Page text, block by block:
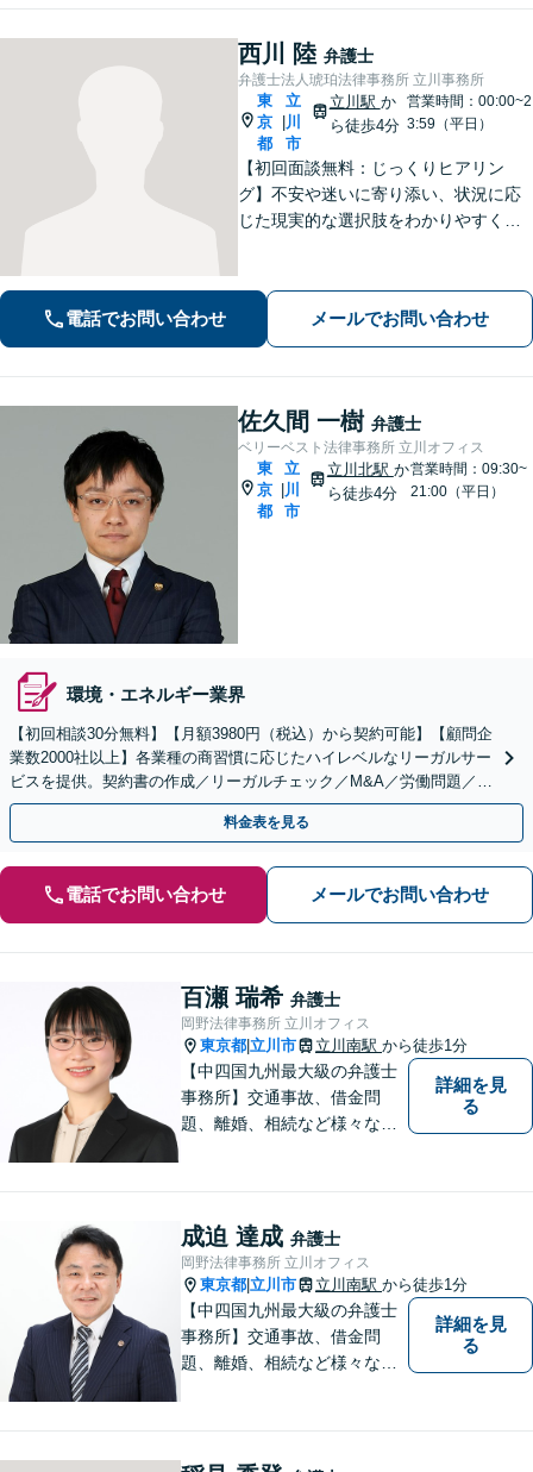
西川 陸 弁護士
弁護士法人琥珀法律事務所 立川事務所
東
京
都
立
川
市
立川駅 か
ら徒歩4分
営業時間：00:00~2
3:59（平日）
【初回面談無料：じっくりヒアリン
グ】不安や迷いに寄り添い、状況に応
じた現実的な選択肢をわかりやすくご
対応】【電話・オンライン面談可】
電話でお問い合わせ メールでお問い合わせ
佐久間 一樹 弁護士
ベリーベスト法律事務所 立川オフィス
東
京
都
立
川
市
立川北駅 か
ら徒歩4分
営業時間：09:30~
21:00（平日）
環境・エネルギー業界
【初回相談30分無料】【月額3980円（税込）から契約可能】【顧問企
業数2000社以上】各業種の商習慣に応じたハイレベルなリーガルサー
ビスを提供。契約書の作成／リーガルチェック／M&A／労働問題／知
的財産等、お任せください【他士業連携可能】
料金表を見る
電話でお問い合わせ メールでお問い合わせ
百瀬 瑞希 弁護士
岡野法律事務所 立川オフィス
東京都 立川市 立川南駅 から徒歩1分
【中四国九州最大級の弁護士
事務所】交通事故、借金問
題、離婚、相続など様々な問
い！
詳細を見
る
成迫 達成 弁護士
岡野法律事務所 立川オフィス
東京都 立川市 立川南駅 から徒歩1分
【中四国九州最大級の弁護士
事務所】交通事故、借金問
題、離婚、相続など様々な問
い！
詳細を見
る